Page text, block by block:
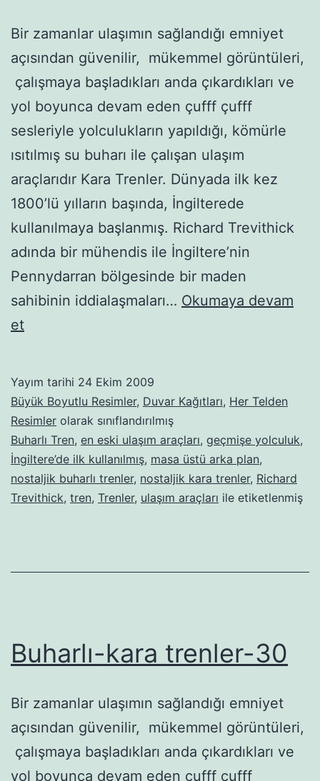
Bir zamanlar ulaşımın sağlandığı emniyet
açısından güvenilir, mükemmel görüntüleri,
çalışmaya başladıkları anda çıkardıkları ve
yol boyunca devam eden çufff çufff
sesleriyle yolculukların yapıldığı, kömürle
ısıtılmış su buharı ile çalışan ulaşım
araçlarıdır Kara Trenler. Dünyada ilk kez
1800’lü yılların başında, İngilterede
kullanılmaya başlanmış. Richard Trevithick
adında bir mühendis ile İngiltere’nin
Pennydarran bölgesinde bir maden
sahibinin iddialaşmaları… Okumaya devam
etBuharlı-
31
Yayım tarihi 24 Ekim 2009
Büyük Boyutlu Resimler, Duvar Kağıtları, Her Telden
Resimler olarak sınıflandırılmış
Buharlı Tren, en eski ulaşım araçları, geçmişe yolculuk,
İngiltere’de ilk kullanılmış, masa üstü arka plan,
nostaljik buharlı trenler, nostaljik kara trenler, Richard
Trevithick, tren, Trenler, ulaşım araçları ile etiketlenmiş
Buharlı-kara trenler-30
Bir zamanlar ulaşımın sağlandığı emniyet
açısından güvenilir, mükemmel görüntüleri,
çalışmaya başladıkları anda çıkardıkları ve
yol boyunca devam eden çufff çufff